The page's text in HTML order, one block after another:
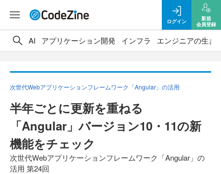
ログイン
新規
会員登録
AI アプリケーション開発 インフラ エンジニアの生き
次世代Webアプリケーションフレームワーク「Angular」の活用
半年ごとに更新を重ねる
「Angular」バージョン10・11の新
機能をチェック
次世代Webアプリケーションフレームワーク「Angular」の
活用 第24回